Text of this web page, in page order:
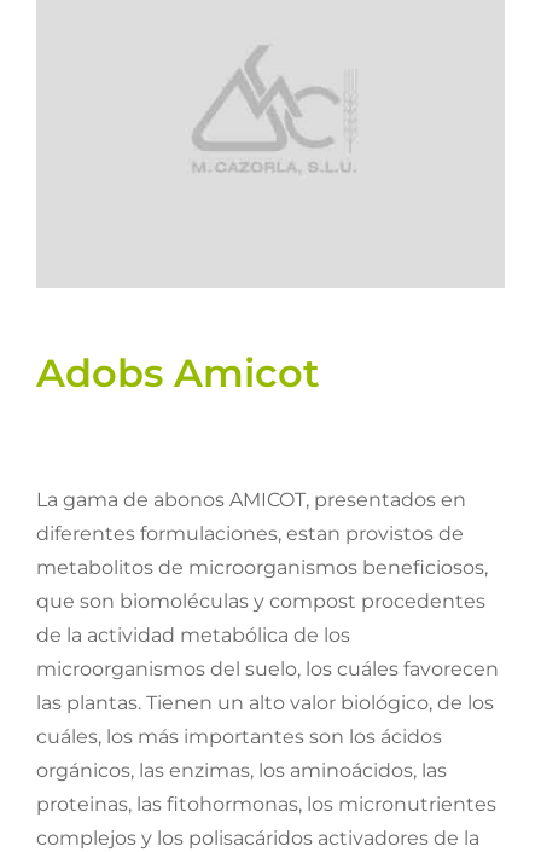
Adobs Amicot
La gama de abonos AMICOT, presentados en
diferentes formulaciones, estan provistos de
metabolitos de microorganismos beneficiosos,
que son biomoléculas y compost procedentes
de la actividad metabólica de los
microorganismos del suelo, los cuáles favorecen
las plantas. Tienen un alto valor biológico, de los
cuáles, los más importantes son los ácidos
orgánicos, las enzimas, los aminoácidos, las
proteinas, las fitohormonas, los micronutrientes
complejos y los polisacáridos activadores de la